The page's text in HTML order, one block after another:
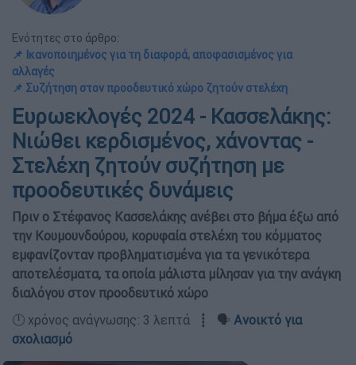
Ενότητες στο άρθρο:
📌 Ικανοποιημένος για τη διαφορά, αποφασισμένος για
αλλαγές
📌 Συζήτηση στον προοδευτικό χώρο ζητούν στελέχη
Ευρωεκλογές 2024 - Κασσελάκης:
Νιώθει κερδισμένος, χάνοντας -
Στελέχη ζητούν συζήτηση με
προοδευτικές δυνάμεις
Πριν ο Στέφανος Κασσελάκης ανέβει στο βήμα έξω από
την Κουμουνδούρου, κορυφαία στελέχη του κόμματος
εμφανίζονταν προβληματισμένα για τα γενικότερα
αποτελέσματα, τα οποία μάλιστα μίλησαν για την ανάγκη
διαλόγου στον προοδευτικό χώρο
🕛 χρόνος ανάγνωσης: 3 λεπτά ┋ 🗣️ Ανοικτό για
σχολιασμό